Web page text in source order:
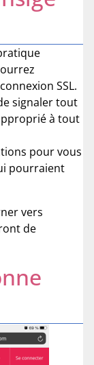
SSL.
signaler tout
à tout
pour vous
pourraient
vers
de